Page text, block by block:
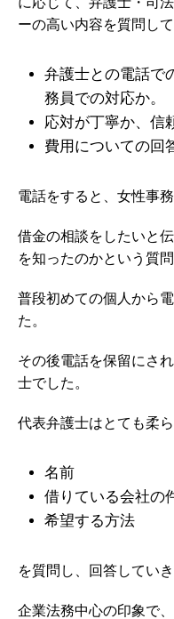
ーの高い内容を質問して
弁護士との電話で
務員での対応か。
応対が丁寧か、信
費用についての回
電話をすると、女性事
借金の相談をしたいと
を知ったのかという質
普段初めての個人から
た。
その後電話を保留にさ
士でした。
代表弁護士はとても柔ら
名前
借りている会社の
希望する方法
を質問し、回答していき
企業法務中心の印象で